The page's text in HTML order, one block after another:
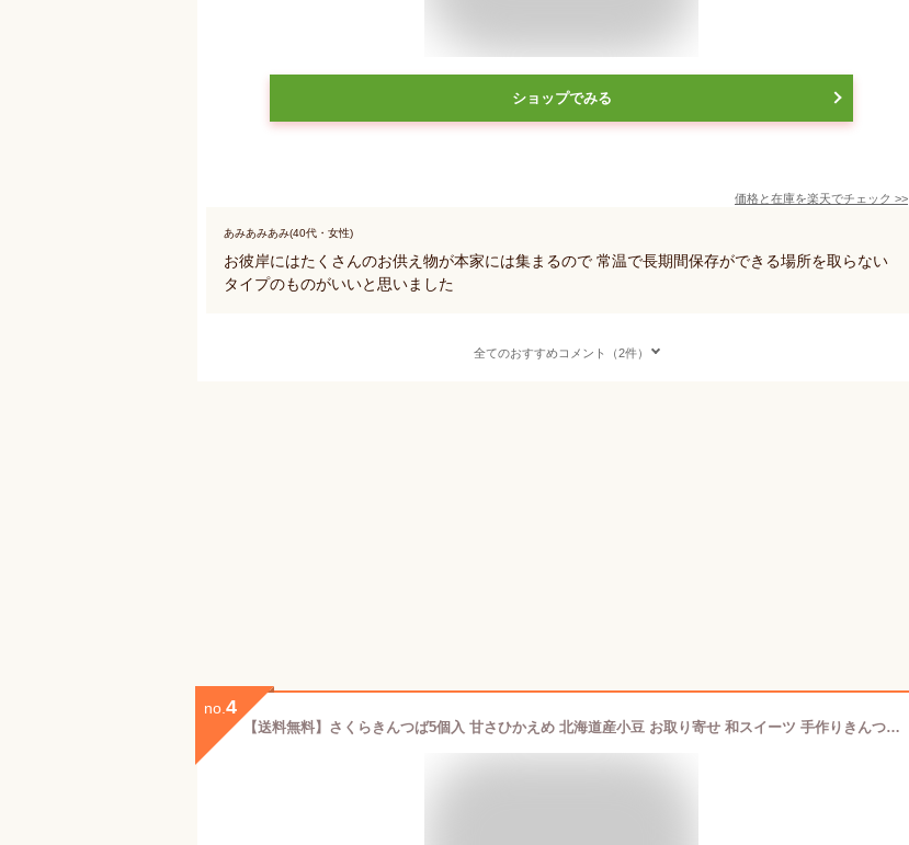
ショップでみる
価格と在庫を楽天でチェック >>
あみあみあみ(40代・女性)
お彼岸にはたくさんのお供え物が本家には集まるので 常温で長期間保存ができる場所を取らない
タイプのものがいいと思いました
全てのおすすめコメント（2件）
no. 4
【送料無料】さくらきんつば5個入 甘さひかえめ 北海道産小豆 お取り寄せ 和スイーツ 手作りきんつば 和菓子 詰め合わせ 金つば キンツバ ようかん さくら葉 常温保存 無添加 桜 スイーツ さくら お菓子 2026 プレゼント ギフト 個包装 新年 ご挨拶 手土産 バレンタイン